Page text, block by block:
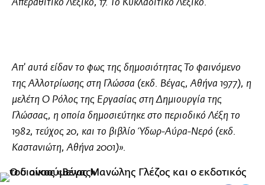
Απεραθίτικο Λεξικό, 17. Το Κυκλαδίτικο Λεξικό.
Απ' αυτά είδαν το φως της δημοσιότητας Το φαινόμενο
της Αλλοτρίωσης στη Γλώσσα (εκδ. Βέγας, Αθήνα 1977), η
μελέτη O Pόλος της Eργασίας στη Δημιουργία της
Γλώσσας, η οποία δημοσιεύτηκε στο περιοδικό Λέξη το
1982, τεύχος 20, και το βιβλίο Ύδωρ-Αύρα-Νερό (εκδ.
Καστανιώτη, Αθήνα 2001)».